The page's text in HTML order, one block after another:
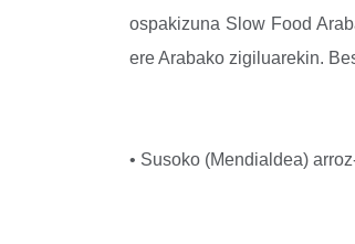
ospakizuna Slow Food
ere Arabako zigiluarekin.
• Susoko (Mendialdea)